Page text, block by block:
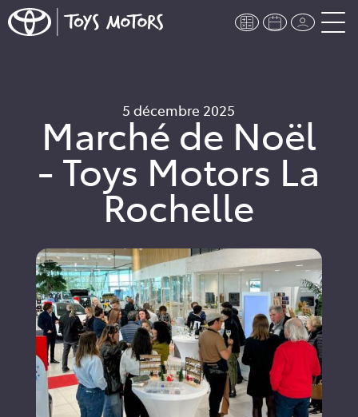
5 décembre 2025
Marché de Noël
- Toys Motors La
Rochelle